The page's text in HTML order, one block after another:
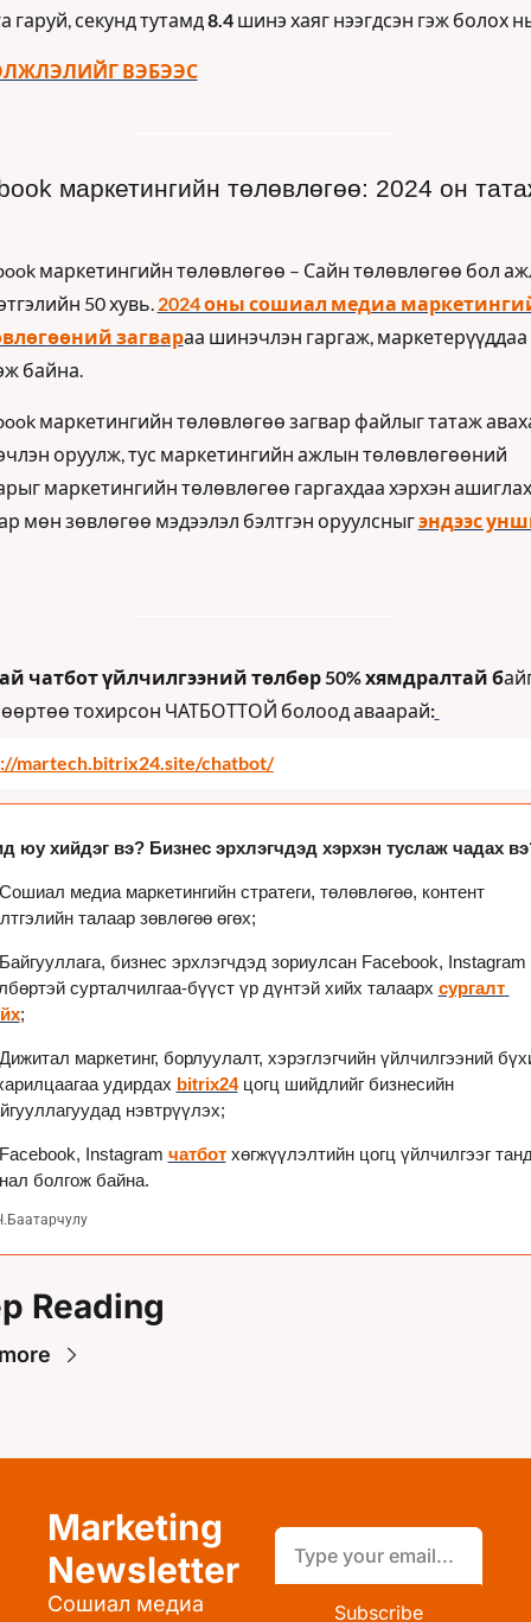
гаруй, секунд тутамд 8.4 шинэ хаяг нээгдсэн гэж болох
ВЭБЭЭС
маркетингийн төлөвлөгөө: 2024 он
маркетингийн төлөвлөгөө – Сайн төлөвлөгөө бол
50 хувь. 2024 оны сошиал медиа
загвараа шинэчлэн гаргаж, маркетерүүддаа
байна.
маркетингийн төлөвлөгөө загвар файлыг татаж
оруулж, тус маркетингийн ажлын төлөвлөгөөний
маркетингийн төлөвлөгөө гаргахдаа хэрхэн ашиглах
мөн зөвлөгөө мэдээлэл бэлтгэн оруулсныг эндээс
чатбот үйлчилгээний төлбөр 50% хямдралтай б
өөртөө тохирсон ЧАТБОТТОЙ болоод аваарай:
martech.bitrix24.site/chatbot/
юу хийдэг вэ? Бизнес эрхлэгчдэд хэрхэн туслаж чадах
медиа маркетингийн стратеги, төлөвлөгөө, контент
талаар зөвлөгөө өгөх;
бизнес эрхлэгчдэд зориулсан Facebook, Instagram
сурталчилгаа-бүүст үр дүнтэй хийх талаарх сургалт
;
маркетинг, борлуулалт, хэрэглэгчийн үйлчилгээний
удирдах bitrix24 цогц шийдлийг бизнесийн
нэвтрүүлэх;
Instagram чатбот хөгжүүлэлтийн цогц үйлчилгээг
болгож байна.
Reading
Marketing
Newsletter
Сошиал медиа
Subscribe